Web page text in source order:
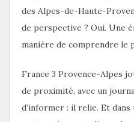
des Alpes-de-Haute-
de perspective ? Oui. Une
manière de comprendre le
France 3 Provence-Alpes
de proximité, avec un
d’informer : il relie. Et dans